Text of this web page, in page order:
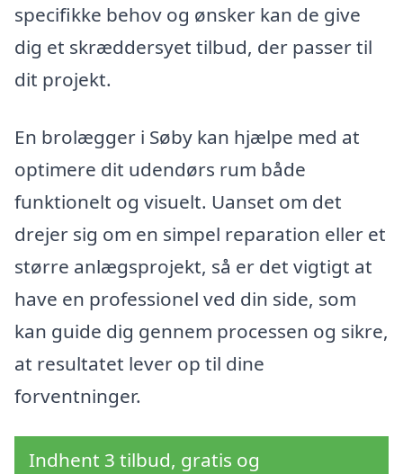
specifikke behov og ønsker kan de give
dig et skræddersyet tilbud, der passer til
dit projekt.
En brolægger i Søby kan hjælpe med at
optimere dit udendørs rum både
funktionelt og visuelt. Uanset om det
drejer sig om en simpel reparation eller et
større anlægsprojekt, så er det vigtigt at
have en professionel ved din side, som
kan guide dig gennem processen og sikre,
at resultatet lever op til dine
forventninger.
Indhent 3 tilbud, gratis og